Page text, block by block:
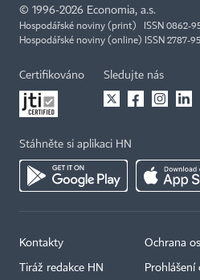
© 1996-2026 Economia, a.s.
Hospodářské noviny (print) ISSN 0862-
Hospodářské noviny (online) ISSN 2787-
Certifikováno Sledujte nás
Stáhněte si aplikaci HN
Kontakty
Tiráž redakce HN
Ochrana
Prohlášení